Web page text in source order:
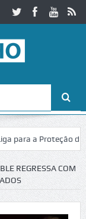
a Proteção da
de Cerveira
REGRESSA COM